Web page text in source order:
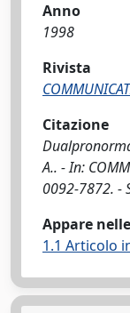
Anno
1998
Rivista
Citazione
A.. - In:
0092-7872. -
Appare
1.1 Articolo